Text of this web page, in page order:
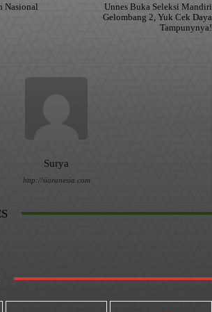
Nasional
Unnes Buka Seleksi Mandiri
Gelombang 2, Yuk Cek Daya
Tampunynya!
Surya
http://siaranesia.com